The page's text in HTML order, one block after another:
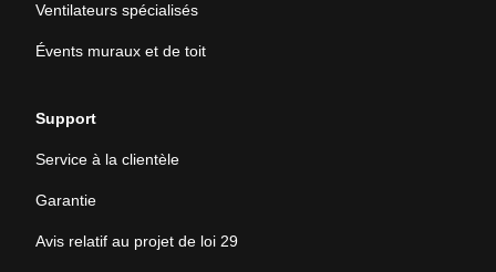
Ventilateurs spécialisés
Évents muraux et de toit
Support
Service à la clientèle
Garantie
Avis relatif au projet de loi 29